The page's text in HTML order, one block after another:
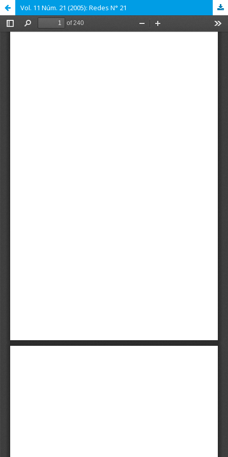
Vol. 11 Núm. 21 (2005): Redes N° 21